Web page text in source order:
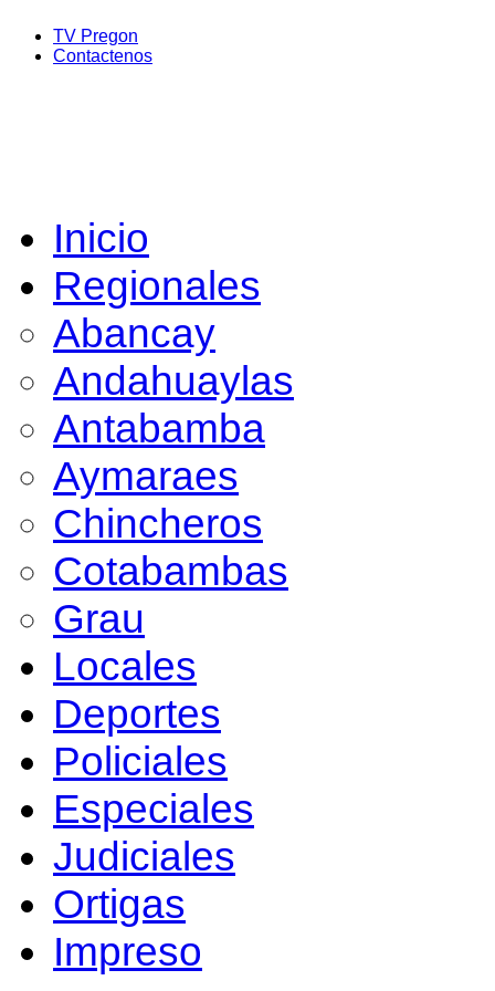
TV Pregon
Contactenos
Inicio
Regionales
Abancay
Andahuaylas
Antabamba
Aymaraes
Chincheros
Cotabambas
Grau
Locales
Deportes
Policiales
Especiales
Judiciales
Ortigas
Impreso